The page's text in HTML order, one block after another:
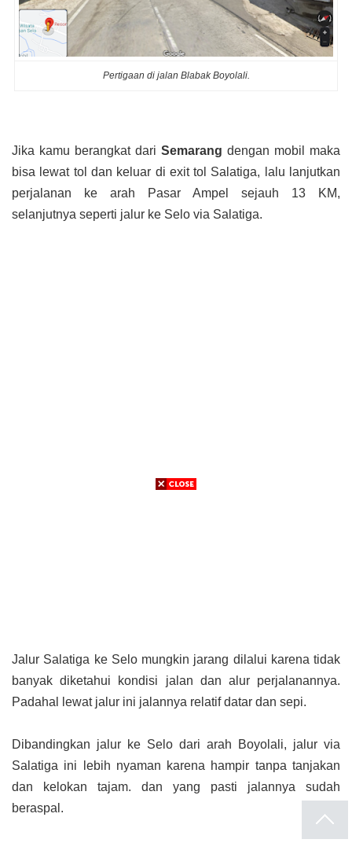
Pertigaan di jalan Blabak Boyolali.
Jika kamu berangkat dari Semarang dengan mobil maka
bisa lewat tol dan keluar di exit tol Salatiga, lalu lanjutkan
perjalanan ke arah Pasar Ampel sejauh 13 KM,
selanjutnya seperti jalur ke Selo via Salatiga.
Jalur Salatiga ke Selo mungkin jarang dilalui karena tidak
banyak diketahui kondisi jalan dan alur perjalanannya.
Padahal lewat jalur ini jalannya relatif datar dan sepi.
Dibandingkan jalur ke Selo dari arah Boyolali, jalur via
Salatiga ini lebih nyaman karena hampir tanpa tanjakan
dan kelokan tajam. dan yang pasti jalannya sudah
beraspal.